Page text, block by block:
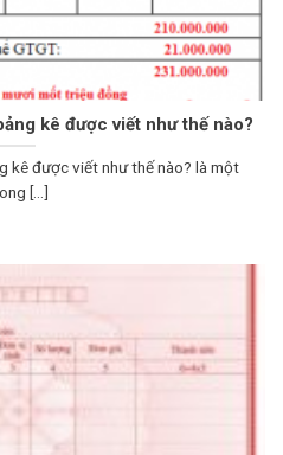
kê được viết như thế nào?
kê được viết như thế nào? là một
[...]